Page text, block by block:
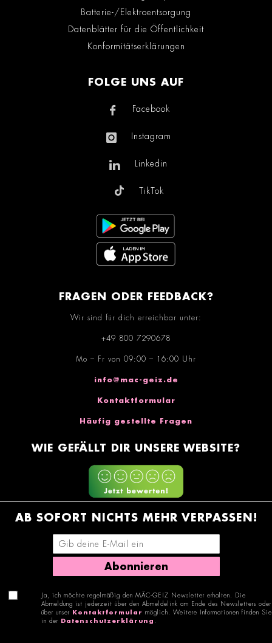
Batterie-/Elektroentsorgung
Datenblätter für die Öffentlichkeit
Konformitätserklärungen
FOLGE UNS AUF
Facebook
Instagram
Linkedin
TikTok
FRAGEN ODER FEEDBACK?
Wir sind für dich erreichbar unter:
+49 800 7290678
Mo – Fr von 09:00 – 16:00 Uhr
info@mac-geiz.de
Kontaktformular
Häufig gestellte Fragen
WIE GEFÄLLT DIR UNSERE WEBSITE?
AB SOFORT NICHTS MEHR VERPASSEN!
E-Mail-Adresse eingeben
Abonnieren
Ja, ich möchte regelmäßig den MÄC-GEIZ Newsletter erhalten. Die
Abmeldung ist jederzeit über den Abmeldelink am Ende des Newsletters oder
über unser
Kontaktformular möglich. Weitere Informationen finden Sie
in der
Datenschutzerklärung .